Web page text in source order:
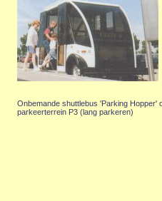
Onbemande shuttlebus 'Parking Hopper'
parkeerterrein P3 (lang parkeren)